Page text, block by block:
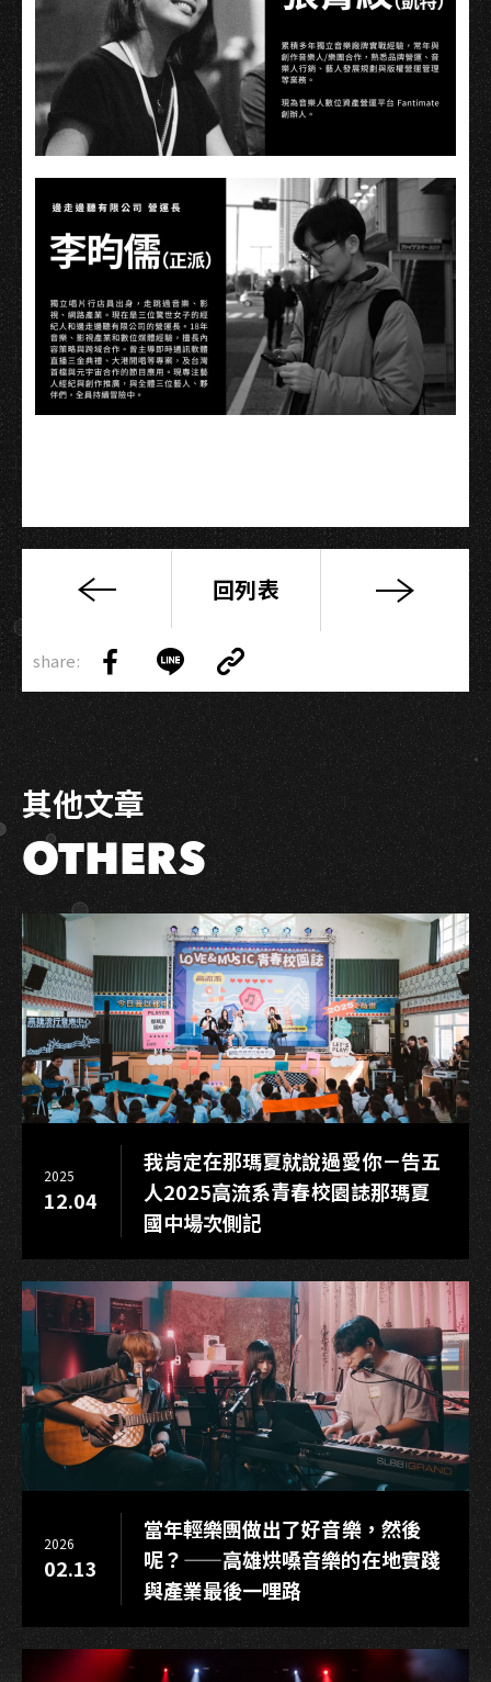
金
後
的
相
逢
—
狂
歡
之
後，
深
藏
心
中
的
青
春
模
樣
然
至
回列表
share:
Share
on
Facebook
Share
on
LINE
Copy
Link
Link
其他文章
OTHERS
2025
12.04
我肯定在那瑪夏就說過愛你－告五
人2025高流系青春校園誌那瑪夏
國中場次側記
2026
02.13
當年輕樂團做出了好音樂，然後
呢？——高雄烘嗓音樂的在地實踐
與產業最後一哩路